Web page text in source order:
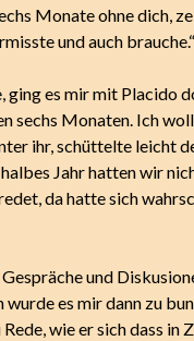
Monate ohne dich,
und auch brauche.“
ging es mir mit Placido
sechs Monaten. Ich
ihr, schüttelte leicht
Jahr hatten wir
da hatte sich
Gespräche und
wurde es mir dann zu
wie er sich dass in